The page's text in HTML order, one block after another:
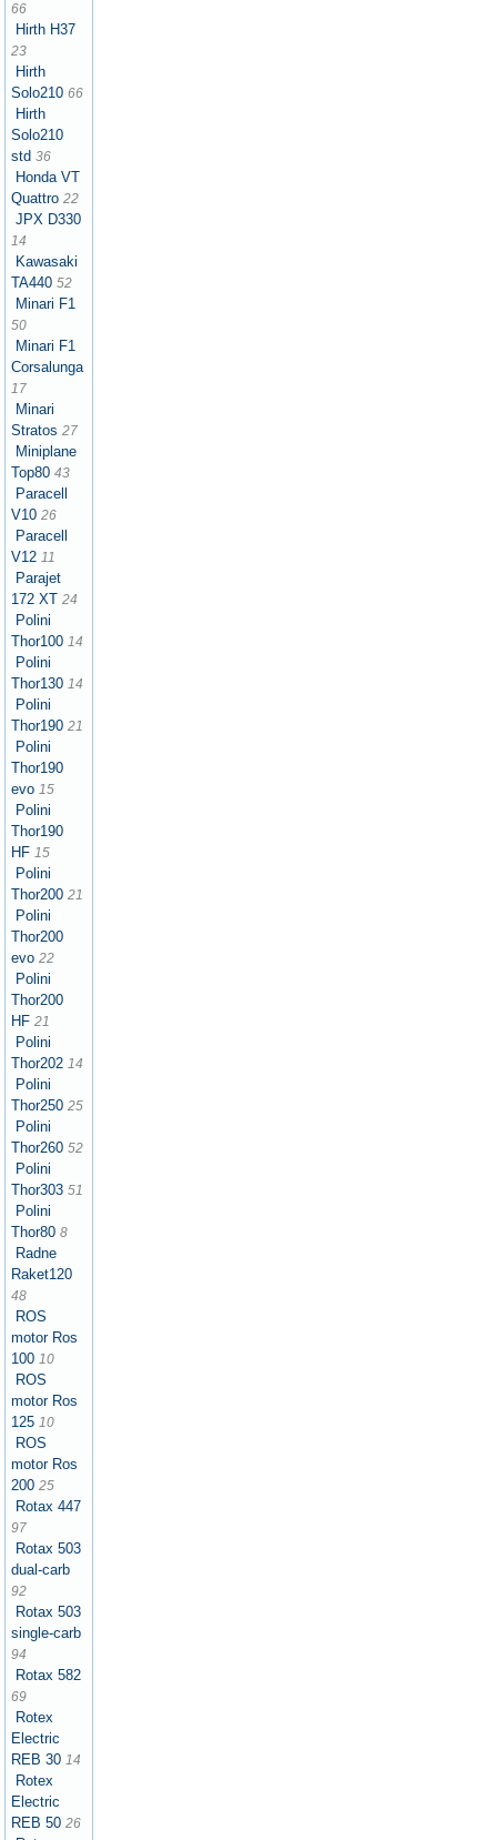
66
Hirth H37
23
Hirth
Solo210 66
Hirth
Solo210
std 36
Honda VT
Quattro 22
JPX D330
14
Kawasaki
TA440 52
Minari F1
50
Minari F1
Corsalunga
17
Minari
Stratos 27
Miniplane
Top80 43
Paracell
V10 26
Paracell
V12 11
Parajet
172 XT 24
Polini
Thor100 14
Polini
Thor130 14
Polini
Thor190 21
Polini
Thor190
evo 15
Polini
Thor190
HF 15
Polini
Thor200 21
Polini
Thor200
evo 22
Polini
Thor200
HF 21
Polini
Thor202 14
Polini
Thor250 25
Polini
Thor260 52
Polini
Thor303 51
Polini
Thor80 8
Radne
Raket120
48
ROS
motor Ros
100 10
ROS
motor Ros
125 10
ROS
motor Ros
200 25
Rotax 447
97
Rotax 503
dual-carb
92
Rotax 503
single-carb
94
Rotax 582
69
Rotex
Electric
REB 30 14
Rotex
Electric
REB 50 26